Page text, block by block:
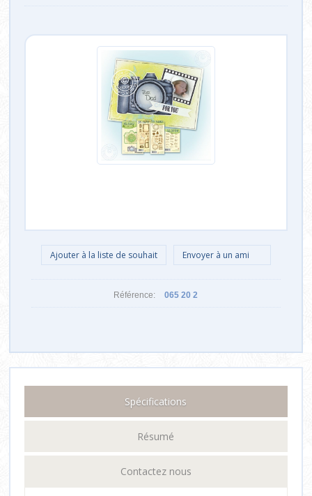
Référence: 065 20 2
Spécifications
Résumé
Contactez nous